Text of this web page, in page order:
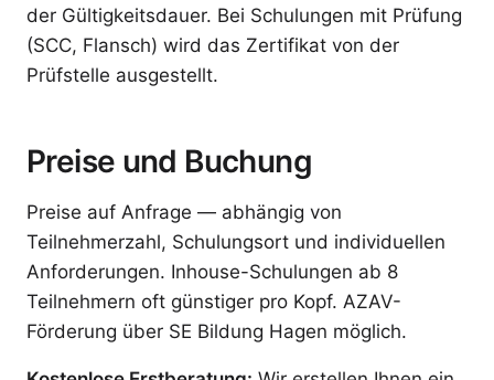
der Gültigkeitsdauer. Bei Schulungen mit Prüfung
(SCC, Flansch) wird das Zertifikat von der
Prüfstelle ausgestellt.
Preise und Buchung
Preise auf Anfrage — abhängig von
Teilnehmerzahl, Schulungsort und individuellen
Anforderungen. Inhouse-Schulungen ab 8
Teilnehmern oft günstiger pro Kopf. AZAV-
Förderung über SE Bildung Hagen möglich.